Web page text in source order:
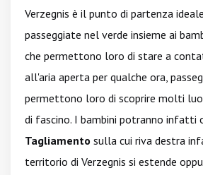
Verzegnis è il punto di partenza
passeggiate nel verde insieme ai
che permettono loro di stare a
all'aria aperta per qualche ora,
permettono loro di scoprire molti
di fascino. I bambini potranno infatti
Tagliamento sulla cui riva destra
territorio di Verzegnis si estende